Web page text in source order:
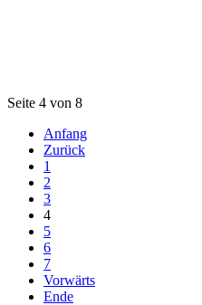
Seite 4 von 8
Anfang
Zurück
1
2
3
4
5
6
7
Vorwärts
Ende